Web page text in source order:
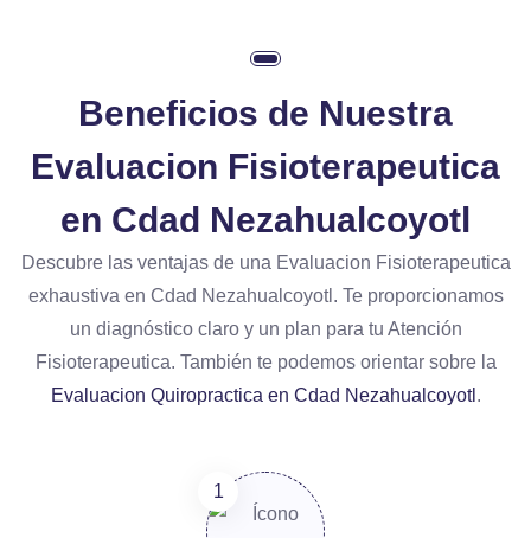
Beneficios de Nuestra
Evaluacion Fisioterapeutica
en Cdad Nezahualcoyotl
Descubre las ventajas de una Evaluacion Fisioterapeutica
exhaustiva en Cdad Nezahualcoyotl. Te proporcionamos
un diagnóstico claro y un plan para tu Atención
Fisioterapeutica. También te podemos orientar sobre la
Evaluacion Quiropractica en Cdad Nezahualcoyotl .